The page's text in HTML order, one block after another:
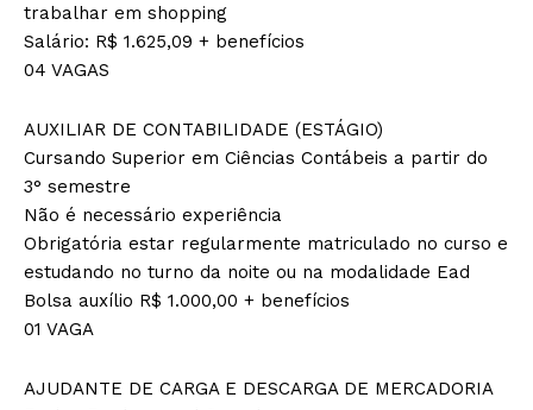
trabalhar em shopping
Salário: R$ 1.625,09 + benefícios
04 VAGAS
AUXILIAR DE CONTABILIDADE (ESTÁGIO)
Cursando Superior em Ciências Contábeis a partir do
3° semestre
Não é necessário experiência
Obrigatória estar regularmente matriculado no curso e
estudando no turno da noite ou na modalidade Ead
Bolsa auxílio R$ 1.000,00 + benefícios
01 VAGA
AJUDANTE DE CARGA E DESCARGA DE MERCADORIA